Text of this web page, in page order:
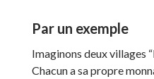
Par un exemple
Imaginons deux villages
Chacun a sa propre